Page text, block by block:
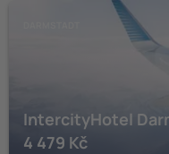
IntercityHotel
4 479 Kč